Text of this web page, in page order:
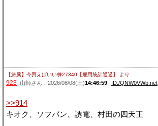
【急騰】今買えばいい株27340【雇用統計通過】 より
923 :山師さん：2026/08/08(土)14:46:59 ID:/QNW0VWb.net
>>914
キオク、ソフバン、誘電、村田の四天王